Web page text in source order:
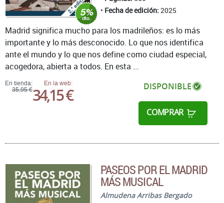
Fecha de edición: 2025
En tienda:
35,95 €
En la web:
34,15 € DISPONIBLE
COMPRAR
Madrid significa mucho para los madrileños: es lo más
importante y lo más desconocido. Lo que nos identifica
ante el mundo y lo que nos define como ciudad especial,
acogedora, abierta a todos. En esta ...
PASEOS POR EL MADRID
MÁS MUSICAL
Almudena Arribas Bergado